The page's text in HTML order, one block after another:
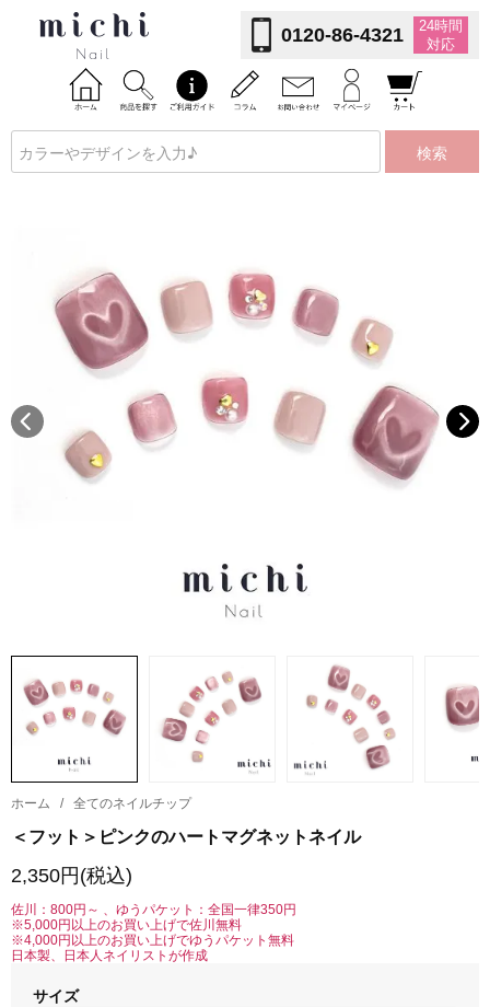
0120-86-4321
24時間
対応
検索
ホーム / 全てのネイルチップ
＜フット＞ピンクのハートマグネットネイル
2,350円(税込)
佐川：800円～ 、ゆうパケット：全国一律350円
※5,000円以上のお買い上げで佐川無料
※4,000円以上のお買い上げでゆうパケット無料
日本製、日本人ネイリストが作成
サイズ